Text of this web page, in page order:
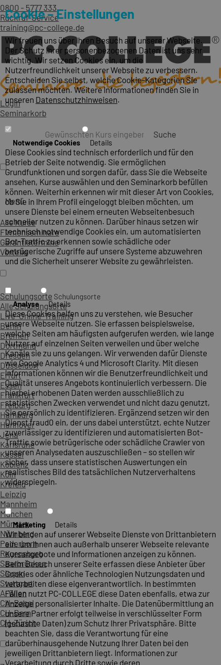
0800 - 5777 333
Rückruf-Service
training@pc-college.de
Login
Seminarkorb
Suche
Menü
Alle Kurse
Firmenseminare
Garantietermine
Vorteile
Schulungsorte Schulungsorte
Alle Schulungsorte
Live-Online-Training
Berlin
Bremen
Dortmund
Dresden
Düsseldorf
Erfurt
Essen
Frankfurt
Freiburg
Hamburg
Hannover
Jena
Karlsruhe
Kassel
Koblenz
Köln
Krefeld
Leipzig
Mannheim
München
Münster
Nürnberg
Paderborn
Regensburg
Saarbrücken
Siegen
Stuttgart
A-Wien
CH-Basel
CH-Bern
CH-Zürich
Cookie – Einstellungen
Wir freuen uns über Ihren Besuch auf unserer Webseite.
Der Schutz Ihrer personenbezogenen Daten ist uns sehr
wichtig. Wir setzen Cookies ein, um die
Nutzerfreundlichkeit unserer Webseite zu verbessern.
Entscheiden Sie selbst, welche Cookie-Kategorien Sie
zulassen möchten. Weitere Informationen finden Sie in
unseren Datenschutzhinweisen.
Notwendige Cookies Details
Diese Cookies sind technisch erforderlich und für den
Betrieb der Seite notwendig. Sie ermöglichen
Grundfunktionen und sorgen dafür, dass Sie die Webseite
ansehen, Kurse auswählen und den Seminarkorb befüllen
können. Weiterhin erkennen wir mit dieser Art von Cookies,
ob Sie in Ihrem Profil eingeloggt bleiben möchten, um
unsere Dienste bei einem erneuten Webseitenbesuch
schneller nutzen zu können. Darüber hinaus setzen wir
technisch notwendige Cookies ein, um automatisierten
Bot-Traffic zu erkennen sowie schädliche oder
betrügerische Zugriffe auf unsere Systeme abzuwehren
und die Sicherheit unserer Website zu gewährleisten.
Analyse Details
Diese Cookies helfen uns zu verstehen, wie Besucher
unsere Webseite nutzen. Sie erfassen beispielsweise,
welche Seiten am häufigsten aufgerufen werden, wie lange
Nutzer auf einzelnen Seiten verweilen und über welche
Kanäle sie zu uns gelangen. Wir verwenden dafür Dienste
wie Google Analytics 4 und Microsoft Clarity. Mit diesen
Informationen können wir die Benutzerfreundlichkeit und
Qualität unseres Angebots kontinuierlich verbessern. Die
hierbei erhobenen Daten werden ausschließlich zu
statistischen Zwecken verwendet und nicht dazu genutzt,
Sie persönlich zu identifizieren. Ergänzend setzen wir den
Dienst fraud0 ein, der uns dabei unterstützt, echte Nutzer
zuverlässiger zu identifizieren und automatisierten Bot-
Traffic sowie betrügerische oder schädliche Crawler von
unseren Analysedaten auszuschließen – so stellen wir
sicher, dass unsere statistischen Auswertungen ein
realistisches Bild des tatsächlichen Nutzerverhaltens
widerspiegeln.
Marketing Details
Wir binden auf unserer Webseite Dienste von Drittanbietern
ein, um Ihnen auch außerhalb unserer Webseite relevante
Kursangebote und Informationen anzeigen zu können.
Beim Besuch unserer Seite erfassen diese Anbieter über
Cookies oder ähnliche Technologien Nutzungsdaten und
verarbeiten diese eigenverantwortlich. In bestimmten
Fällen nutzt PC-COLLEGE diese Daten ebenfalls, etwa zur
Anzeige personalisierter Inhalte. Die Datenübermittlung an
unsere Partner erfolgt teilweise in verschlüsselter Form
(gehashte Daten) zum Schutz Ihrer Privatsphäre. Bitte
beachten Sie, dass die Verantwortung für eine
darüberhinausgehende Nutzung Ihrer Daten bei den
jeweiligen Drittanbietern liegt. Informationen zur
Verarbeitung durch Dritte sowie deren